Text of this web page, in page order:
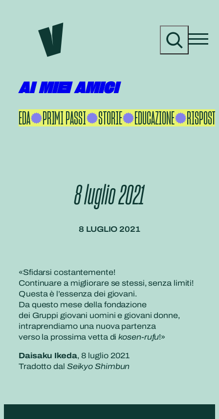
contenuto
r
AI MIEI AMICI
IKEDA PRIMI PASSI STORIE EDUCAZIONE
8 luglio 2021
8 LUGLIO 2021
«Sfidarsi costantemente!
Continuare a migliorare se stessi, senza limiti!
Questa è l’essenza dei giovani.
Da questo mese della fondazione
dei Gruppi giovani uomini e giovani donne,
intraprendiamo una nuova partenza
verso la prossima vetta dikosen-rufu!»
Daisaku Ikeda, 8 luglio 2021
Tradotto dal Seikyo Shimbun